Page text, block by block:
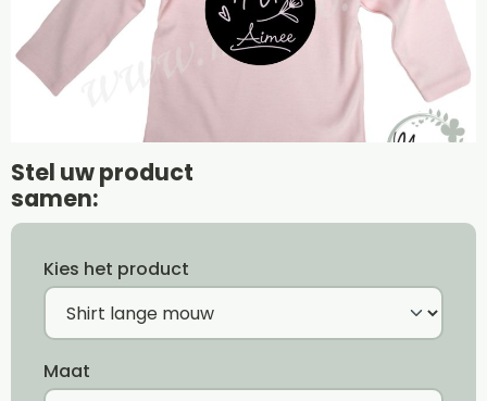
Stel uw product
samen:
Kies het product
Maat